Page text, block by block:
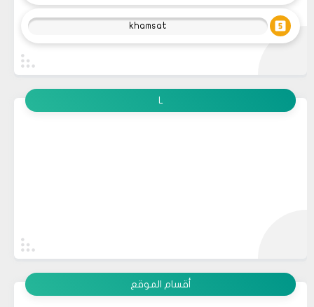
khamsat
L
أقسام الموقع